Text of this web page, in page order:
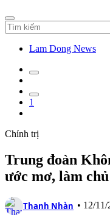
Lam Dong News
1
Chính trị
Trung đoàn
ước mơ, làm
Thanh Nhàn • 12/